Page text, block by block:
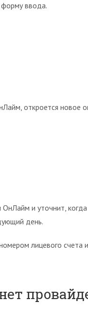
ввода.
откроется новое
и уточнит,
день.
лицевого счета